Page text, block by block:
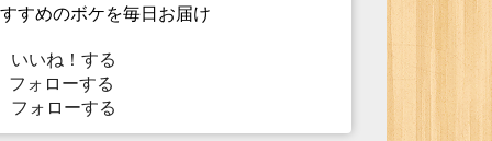
すめのボケを毎日お届け
いいね！する
ォローする
フォローする